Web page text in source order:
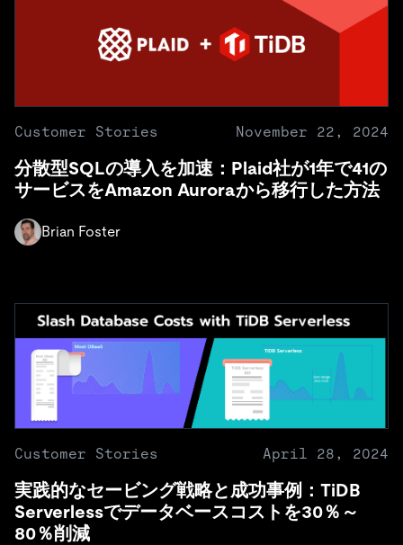
Customer Stories November 22, 2024
分散型SQLの導入を加速：Plaid社が1年で41の
サービスをAmazon Auroraから移行した方法
Brian Foster
Customer Stories April 28, 2024
実践的なセービング戦略と成功事例：TiDB
Serverlessでデータベースコストを30％～
80％削減